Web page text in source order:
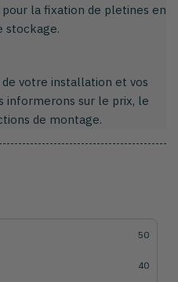
la fixation de pletines en
stockage.
votre installation et vos
informerons sur le prix, le
de montage.
50
40